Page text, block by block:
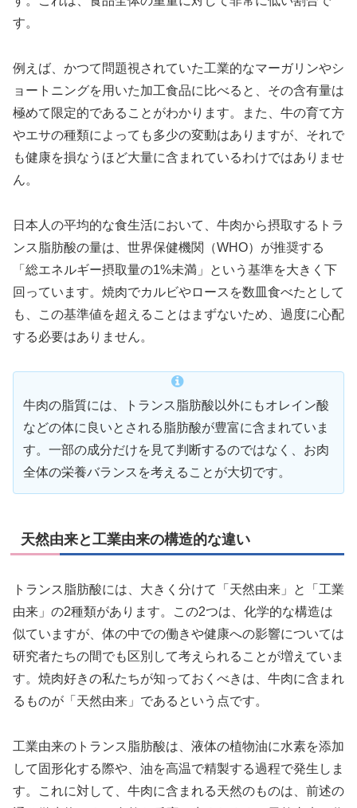
す。
例えば、かつて問題視されていた工業的なマーガリンやシ
ョートニングを用いた加工食品に比べると、その含有量は
極めて限定的であることがわかります。また、牛の育て方
やエサの種類によっても多少の変動はありますが、それで
も健康を損なうほど大量に含まれているわけではありませ
ん。
日本人の平均的な食生活において、牛肉から摂取するトラ
ンス脂肪酸の量は、世界保健機関（WHO）が推奨する
「総エネルギー摂取量の1%未満」という基準を大きく下
回っています。焼肉でカルビやロースを数皿食べたとして
も、この基準値を超えることはまずないため、過度に心配
する必要はありません。
牛肉の脂質には、トランス脂肪酸以外にもオレイン酸
などの体に良いとされる脂肪酸が豊富に含まれていま
す。一部の成分だけを見て判断するのではなく、お肉
全体の栄養バランスを考えることが大切です。
天然由来と工業由来の構造的な違い
トランス脂肪酸には、大きく分けて「天然由来」と「工業
由来」の2種類があります。この2つは、化学的な構造は
似ていますが、体の中での働きや健康への影響については
研究者たちの間でも区別して考えられることが増えていま
す。焼肉好きの私たちが知っておくべきは、牛肉に含まれ
るものが「天然由来」であるという点です。
工業由来のトランス脂肪酸は、液体の植物油に水素を添加
して固形化する際や、油を高温で精製する過程で発生しま
す。これに対して、牛肉に含まれる天然のものは、前述の